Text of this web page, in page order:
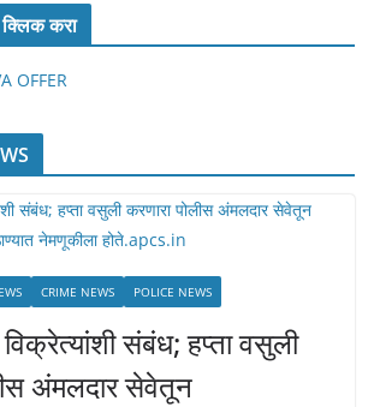
क्लिक करा
CRIME NEWS POLICE NEWS
संबंध; हप्ता वसुली
अंमलदार सेवेतून